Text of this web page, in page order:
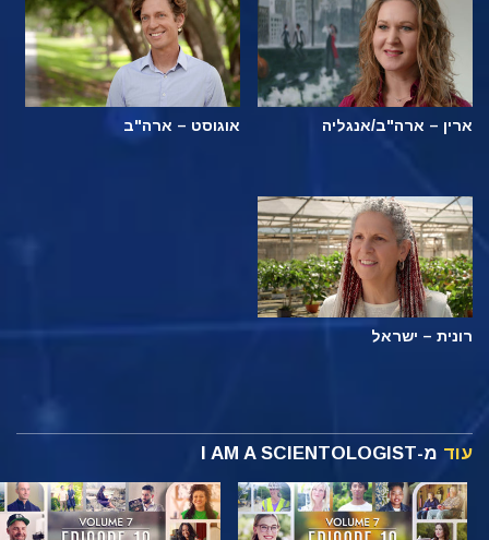
ארין – ארה"ב/אנגליה אוגוסט – ארה"ב
רונית – ישראל
עוד מ-I AM A SCIENTOLOGIST